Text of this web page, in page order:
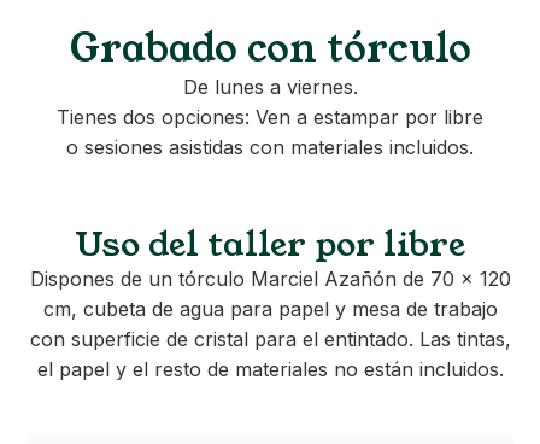
Grabado con tórculo
De lunes a viernes.
Tienes dos opciones: Ven a estampar por libre
o sesiones asistidas con materiales incluidos.
Uso del taller por libre
Dispones de un tórculo Marciel Azañón de 70 × 120
cm, cubeta de agua para papel y mesa de trabajo
con superficie de cristal para el entintado. Las tintas,
el papel y el resto de materiales no están incluidos.